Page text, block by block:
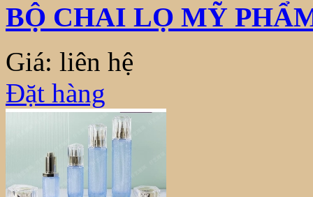
BỘ CHAI LỌ MỸ
Giá: liên hệ
Đặt hàng